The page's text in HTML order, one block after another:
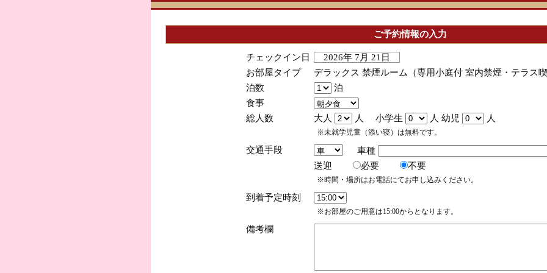
ご予約情報の入力
チェックイン日
2026年 7月 21日
お部屋タイプ
デラックス 禁煙ルーム（専用小庭付 室内禁煙・テラス
泊数
泊
食事
総人数
大人 人 小学生 人 幼児 人
※未就学児童（添い寝）は無料です。
交通手段
車種
送迎
必要 不要
※時間・場所はお電話にてお申し込みください。
到着予定時刻
※お部屋のご用意は15:00からとなります。
備考欄